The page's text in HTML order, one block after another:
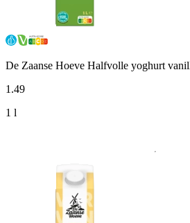
De Zaanse Hoeve Halfvolle yoghurt
1 .49
1 l